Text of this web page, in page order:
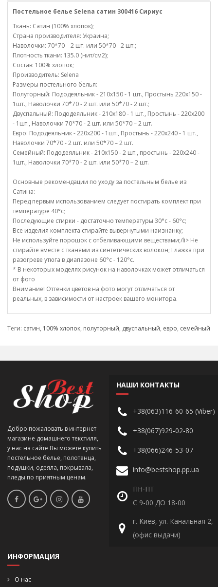
Постельное белье Selena сатин 300416 Сириус
Ткань: Сатин (100% хлопок);
Страна производителя: Украина;
Наволочки: 70*70 – 2 шт. или 50*70 - 2 шт.;
Плотность ткани: 135.0 (нит/см2);
Состав: 100% хлопок;
Производитель: Selena
Размеры постельного белья:
Полуторный: Пододеяльник - 210х150 - 1 шт., Простынь 220х150 -
1шт., Наволочки 70*70 - 2 шт. или 50*70 - 2 шт.;
Двуспальный: Пододеяльник - 210х180 - 1 шт., Простынь - 220х200
- 1шт., Наволочки 70*70 - 2 шт. или 50*70 – 2 шт.
Евро: Пододеяльник - 220х200 - 1шт., Простынь - 220х240 - 1 шт.,
Наволочки 70*70 - 2 шт. или 50*70 – 2 шт.
Семейный: Пододеяльник - 210х150 - 2 шт., простынь - 220х240 -
1шт., Наволочки 70*70 - 2 шт. или 50*70 – 2 шт.
Основные рекомендации по уходу за постельным белье из
Сатина:
Перед первым использованием следует постирать комплект при
температуре 40°c;
Последующие стирки - достаточно температуры 30°c - 60°c;
Все изделия комплекта стирайте вывернутыми наизнанку;
Не используйте порошок с отбеливающими веществами;/li> Не
стирайте вместе с тканями из синтетических волокон; Глажка при
разогреве утюга в диапазоне 60°c - 120°c.
* В некоторых моделях рисунок на наволочках может отличаться
от фото
Внимание! Оттенки цветов на фото могут отличаться от
реальных, в зависимости от настроек вашего монитора.
Теги: сатин, 100% хлопок, полуторный, двуспальный, евро, семейный
Добро пожаловать в интернет
магазине домашнего текстиля,
у нас на сайте Вы можете купить
постельное белье, полотенца,
подушки, одеяла, покрывала,
пледы по приятным ценам.
НАШИ КОНТАКТЫ
+38(063)116-60-65 (Viber)
+38(067)929-02-80
+38(066)246-53-07
info@bestshop.pp.ua
ПН-ПТ
С 9-00 ДО 18-00
г. Киев, ул. Канальная 2,
(офис выдачи)
ИНФОРМАЦИЯ
О нас